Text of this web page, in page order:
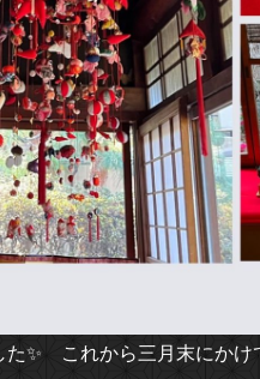
た✨ これから三月末にかけ